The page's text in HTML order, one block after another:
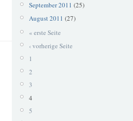
September 2011 (25)
August 2011 (27)
« erste Seite
‹ vorherige Seite
1
2
3
4
5